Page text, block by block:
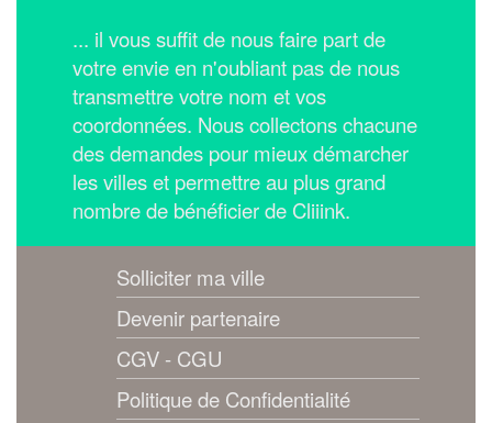
... il vous suffit de nous faire part de
votre envie en n'oubliant pas de nous
transmettre votre nom et vos
coordonnées. Nous collectons chacune
des demandes pour mieux démarcher
les villes et permettre au plus grand
nombre de bénéficier de Cliiink.
Solliciter ma ville
Devenir partenaire
CGV - CGU
Politique de Confidentialité